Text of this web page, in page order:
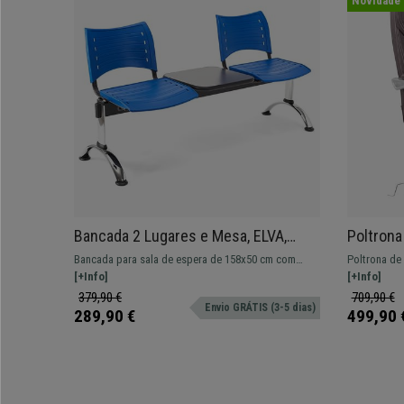
Bancada 2 Lugares e Mesa, ELVA,
Estructura Metálica, Em Plástico, Cor
Azul
Bancada para sala de espera de 158x50 cm com
estructura metálica e assentos em plástico. Muito
resistente, grande comodidade. Disponível em
várias cores.
[+Info]
379,90 €
289,90 € Envio GRÁTIS (3-5 dias)
Poltrona
Máximo
Poltrona de
Verdadeira:
com apoio
e conforto.
[+Info]
709,90 €
499,90